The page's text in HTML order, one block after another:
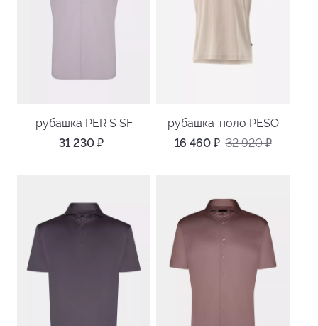
рубашка PER S SF
31 230 ₽
рубашка-поло PESO
16 460 ₽ 32 920₽